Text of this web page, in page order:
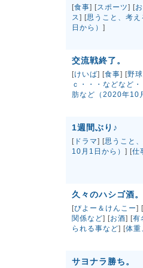
[食事] [スポーツ] [
ス] [思うこと、考
日から） ]
交流戦終了。
[けいば] [食事] [野球
ｃ・・・などなど・
肪など（2020年10
1週間ぶり♪
[ ドラマ] [思うこと
10月1日から） ] [仕
久々のハシゴ酒。
[びよー＆けんこー] [
関係など] [お酒] [有
られる事など] [体
サヨナラ勝ち。